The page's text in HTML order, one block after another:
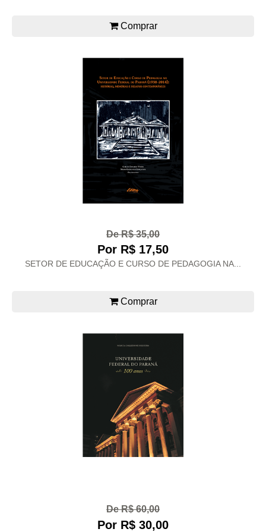
Comprar
De R$ 35,00
Por R$ 17,50
SETOR DE EDUCAÇÃO E CURSO DE PEDAGOGIA NA...
Comprar
De R$ 60,00
Por R$ 30,00